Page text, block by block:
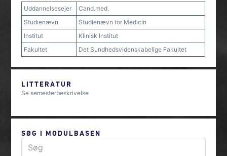
Uddannelsesejer
Cand.med.
Studienævn
Studienævn for Medicin
Institut
Klinisk Institut
Fakultet
Det Sundhedsvidenskabelige Fakultet
LITTERATUR
Se semesterbeskrivelse
SØG I MODULBASEN